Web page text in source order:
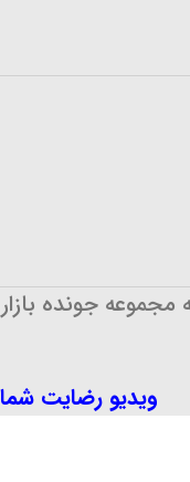
جونده بازار
ویدیو رضایت شما